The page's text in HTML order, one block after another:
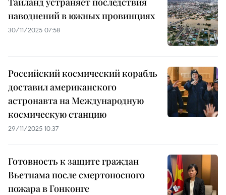
наводнений в южных провинциях
30/11/2025 07:58
Российский космический корабль
доставил американского
астронавта на Международную
космическую станцию
29/11/2025 10:37
Готовность к защите граждан
Вьетнама после смертоносного
пожара в Гонконге